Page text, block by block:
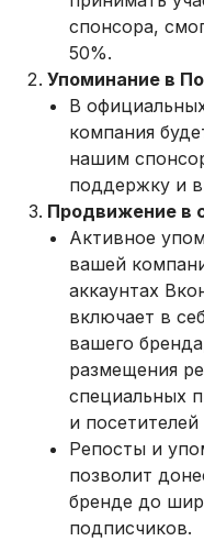
спонсора,
50%.
Упоминание в
В
компания
нашим
поддержку и
Продвижение в
Активное
вашей
аккаунтах
включает в
вашего
размещения
специальных
и посетителей
Репосты и
позволит
бренде до
подписчиков.